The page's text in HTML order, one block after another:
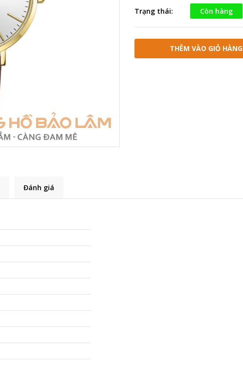
Trạng thái:
Còn hàng
THÊM VÀO GIỎ HÀNG
Đánh giá